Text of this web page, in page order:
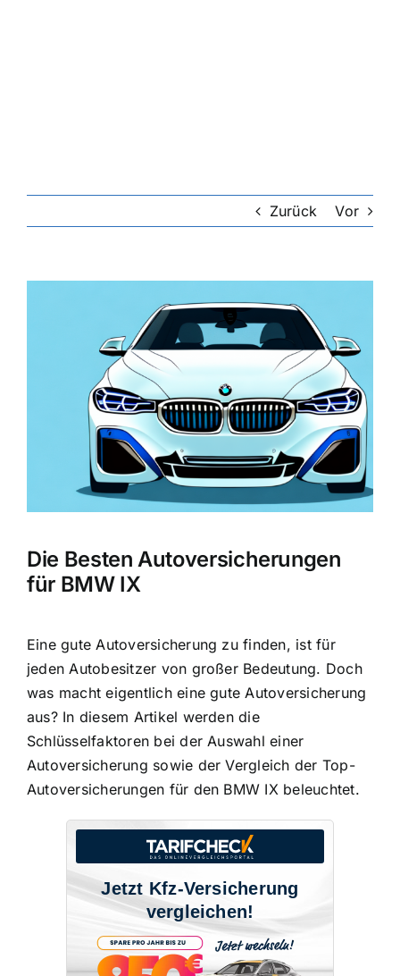
Zurück Vor
Die Besten Autoversicherungen
für BMW IX
Eine gute Autoversicherung zu finden, ist für
jeden Autobesitzer von großer Bedeutung. Doch
was macht eigentlich eine gute Autoversicherung
aus? In diesem Artikel werden die
Schlüsselfaktoren bei der Auswahl einer
Autoversicherung sowie der Vergleich der Top-
Autoversicherungen für den BMW IX beleuchtet.
Jetzt Kfz-Versicherung
vergleichen!